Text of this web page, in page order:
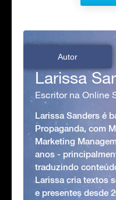
Autor
Larissa
Escritor na Online
Larissa Sanders é
Propaganda, com
Marketing
anos -
traduzindo
Larissa cria textos
e presentes desde